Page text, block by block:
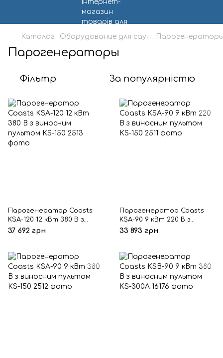
Каталог Оборудование для саун
Парогенераторы
Фільтр За популярністю
Парогенератор Coasts
KSA-120 12 кВт 380 В з
виносним пультом KS-150
37 692 грн
Парогенератор Coasts
KSA-90 9 кВт 220 В з
виносним пультом KS-150
33 893 грн